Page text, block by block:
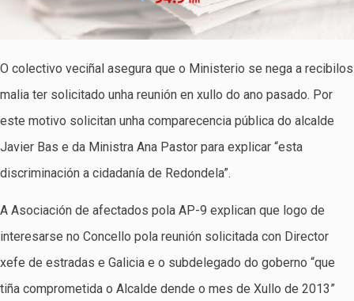
O colectivo veciñal asegura que o Ministerio se nega a recibilos
malia ter solicitado unha reunión en xullo do ano pasado. Por
este motivo solicitan unha comparecencia pública do alcalde
Javier Bas e da Ministra Ana Pastor para explicar “esta
discriminación a cidadanía de Redondela”.
A Asociación de afectados pola AP-9 explican que logo de
interesarse no Concello pola reunión solicitada con Director
xefe de estradas e Galicia e o subdelegado do goberno “que
tiña comprometida o Alcalde dende o mes de Xullo de 2013”